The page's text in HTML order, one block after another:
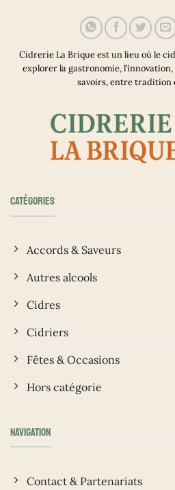
Cidrerie La Brique est un lieu où le
explorer la gastronomie, l’innovation,
savoirs, entre tradition
CATÉGORIES
Accords & Saveurs
Autres alcools
Cidres
Cidriers
Fêtes & Occasions
Hors catégorie
NAVIGATION
Contact & Partenariats